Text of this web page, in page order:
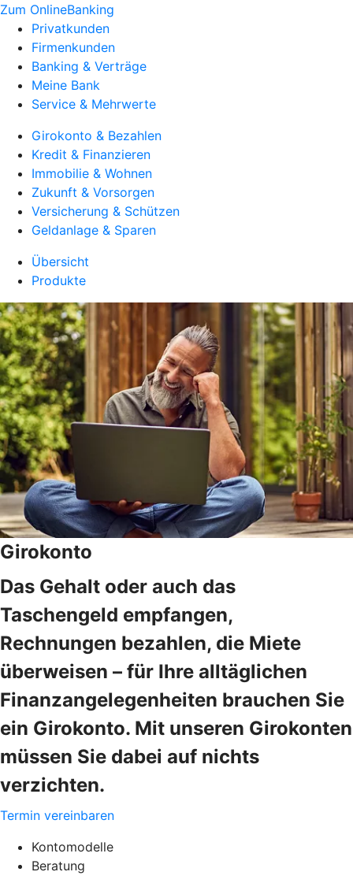
Zum OnlineBanking
Privatkunden
Firmenkunden
Banking & Verträge
Meine Bank
Service & Mehrwerte
Girokonto & Bezahlen
Kredit & Finanzieren
Immobilie & Wohnen
Zukunft & Vorsorgen
Versicherung & Schützen
Geldanlage & Sparen
Übersicht
Produkte
Girokonto
Das Gehalt oder auch das
Taschengeld empfangen,
Rechnungen bezahlen, die Miete
überweisen – für Ihre alltäglichen
Finanzangelegenheiten brauchen Sie
ein Girokonto. Mit unseren Girokonten
müssen Sie dabei auf nichts
verzichten.
Termin vereinbaren
Kontomodelle
Beratung